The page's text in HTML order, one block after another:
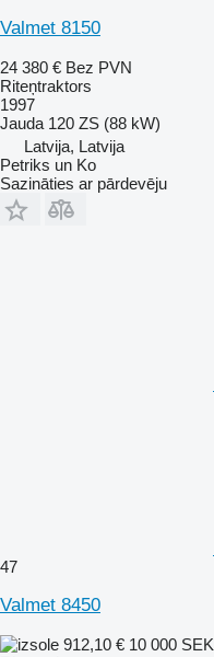
Valmet 8150
24 380 € Bez PVN
Riteņtraktors
1997
Jauda 120 ZS (88 kW)
Latvija, Latvija
Petriks un Ko
Sazināties ar pārdevēju
47
Valmet 8450
912,10 € 10 000 SEK